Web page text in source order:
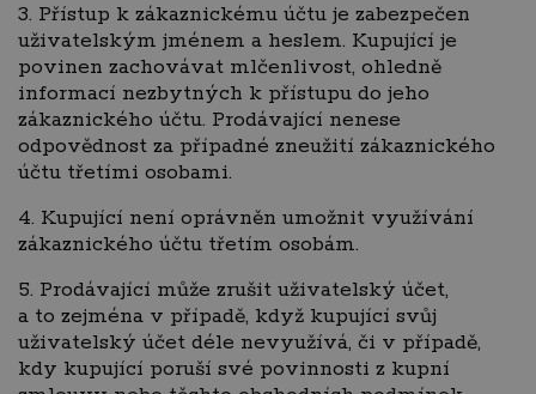
3. Přístup k zákaznickému účtu je zabezpečen
uživatelským jménem a heslem. Kupující je
povinen zachovávat mlčenlivost, ohledně
informací nezbytných k přístupu do jeho
zákaznického účtu. Prodávající nenese
odpovědnost za případné zneužití zákaznického
účtu třetími osobami.
4. Kupující není oprávněn umožnit využívání
zákaznického účtu třetím osobám.
5. Prodávající může zrušit uživatelský účet,
a to zejména v případě, když kupující svůj
uživatelský účet déle nevyužívá, či v případě,
kdy kupující poruší své povinnosti z kupní